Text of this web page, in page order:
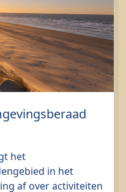
het
in het
af over activiteiten